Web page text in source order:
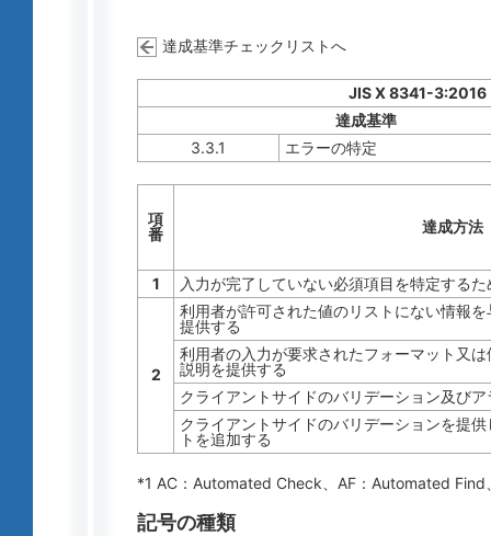
達成基準チェックリストへ
JIS X 8341-
達成基準
3.3.1
エラーの特定
項
番
達成方法
1 入力が完了していない必須項目を特定する
2
利用者が許可された値のリストにない情報
提供する
利用者の入力が要求されたフォーマット又
説明を提供する
クライアントサイドのバリデーション及び
クライアントサイドのバリデーションを提
トを追加する
*1 AC： Automated Check 、AF： Automated Find
記号の種類